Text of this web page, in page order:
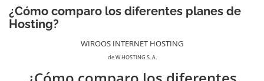
¿Cómo comparo los diferentes planes de
Hosting?
WIROOS INTERNET HOSTING
de W HOSTING S. A.